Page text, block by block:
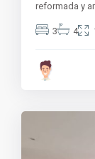
reformada y
3 4